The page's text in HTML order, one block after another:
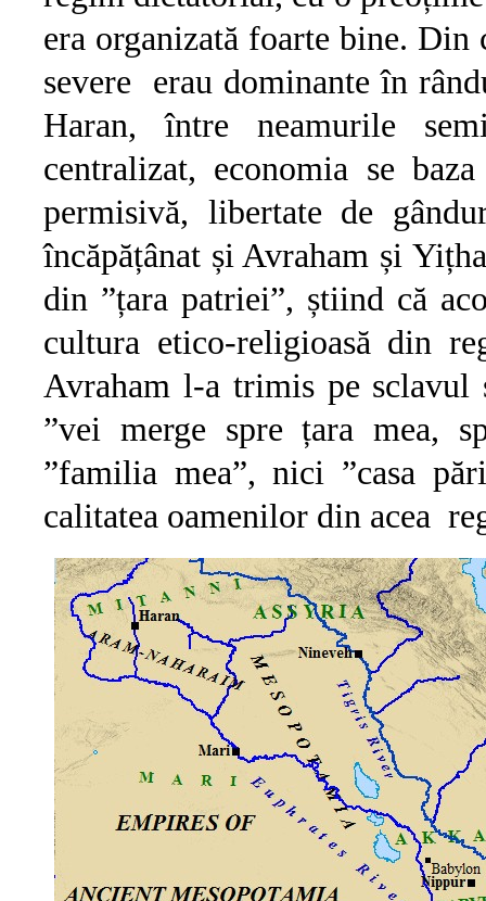
era organizată foarte bine.
severe erau dominante în
Haran, între neamurile
centralizat, economia se
permisivă, libertate de
încăpățânat și Avraham și
din ”țara patriei”, știind că
cultura etico-religioasă din
Avraham l-a trimis pe sclavul
”vei merge spre țara mea,
”familia mea”, nici ”casa
calitatea oamenilor din acea